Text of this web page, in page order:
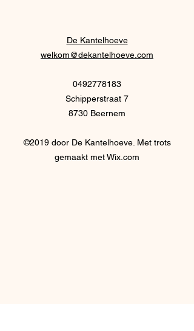
De Kantelhoeve
welkom@dekantelhoeve.com
0492778183
Schipperstraat 7
8730 Beernem
©2019 door De Kantelhoeve. Met trots
gemaakt met Wix.com